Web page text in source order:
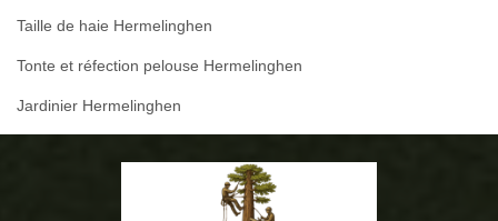
Taille de haie Hermelinghen
Tonte et réfection pelouse Hermelinghen
Jardinier Hermelinghen